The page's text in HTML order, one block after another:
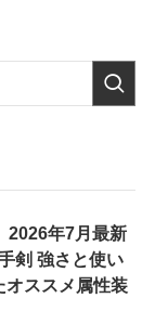
2026年7月最新
剣 強さと使い
オススメ属性装